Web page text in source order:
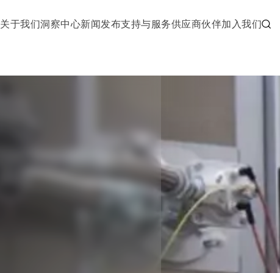
关于我们洞察中心新闻发布支持与服务供应商伙伴加入我们